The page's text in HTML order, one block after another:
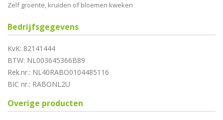
Zelf groente, kruiden of bloemen kweken
Bedrijfsgegevens
KvK: 82141444
BTW: NL003645366B89
Rek.nr.: NL40RABO0104485116
BIC nr.: RABONL2U
Overige producten